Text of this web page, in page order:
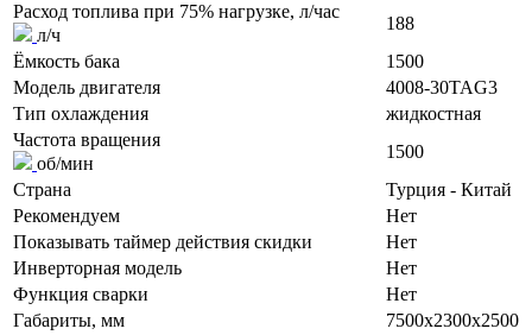
Расход топлива при 75% нагрузке, л/час
л/ч
188
Ёмкость бака
1500
Модель двигателя
4008-30TAG3
Тип охлаждения
жидкостная
Частота вращения
об/мин
1500
Страна
Турция - Китай
Рекомендуем
Нет
Показывать таймер действия скидки
Нет
Инверторная модель
Нет
Функция сварки
Нет
Габариты, мм
7500x2300x2500